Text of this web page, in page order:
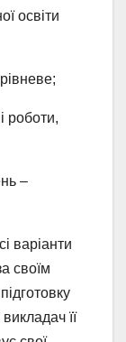
освіти
роботи,
–
варіанти
своїм
її